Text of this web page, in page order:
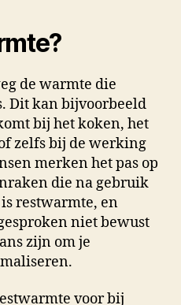
de warmte die
Dit kan bijvoorbeeld
bij het koken, het
zelfs bij de werking
merken het pas op
die na gebruik
restwarmte, en
niet bewust
zijn om je
voor bij